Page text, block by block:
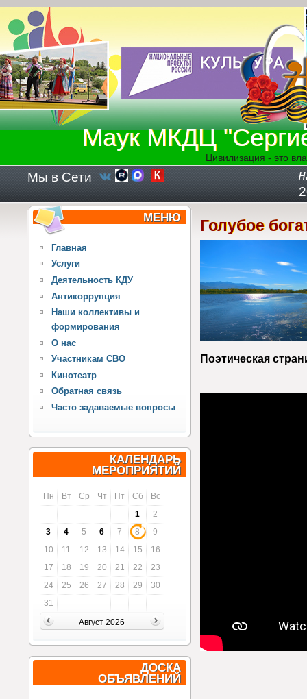
Перейти к основному содержанию
Маук МКДЦ
Цивилизация - это
Мы в Сети
МЕНЮ
Главная
Услуги
Деятельность КДУ
Антикоррупция
Наши коллективы и
формирования
О нас
Участникам СВО
Кинотеатр
Обратная связь
Часто задаваемые вопросы
КАЛЕНДАРЬ
МЕРОПРИЯТИЙ
Пн Вт Ср Чт Пт Сб
Вс
1
2
3
4 5 6 7 8
9
10
11 12 13 14 15
16
17
18 19 20 21 22
23
24
25 26 27 28 29
30
31
Август 2026
ДОСКА
ОБЪЯВЛЕНИЙ
Голубое
Поэтическая